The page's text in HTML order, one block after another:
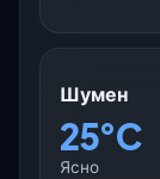
Шумен
25°C
Ясно